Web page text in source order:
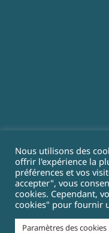
Nous
Pour suivre au
nos actualités et
Nous utilisons des
offrir l'expérience la
préférences et vos
accepter", vous
cookies. Cependant,
cookies" pour fournir
Paramètres des cookies